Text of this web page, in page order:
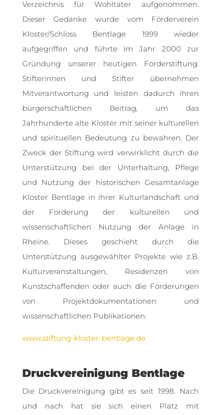
Verzeichnis für Wohltäter aufgenommen.
Dieser Gedanke wurde vom Förderverein
Kloster/Schloss Bentlage 1999 wieder
aufgegriffen und führte im Jahr 2000 zur
Gründung unserer heutigen Förderstiftung.
Stifterinnen und Stifter übernehmen
Mitverantwortung und leisten dadurch ihren
bürgerschaftlichen Beitrag, um das
Jahrhunderte alte Kloster mit seiner kulturellen
und spirituellen Bedeutung zu bewahren. Der
Zweck der Stiftung wird verwirklicht durch die
Unterstützung bei der Unterhaltung, Pflege
und Nutzung der historischen Gesamtanlage
Kloster Bentlage in ihrer Kulturlandschaft und
der Förderung der kulturellen und
wissenschaftlichen Nutzung der Anlage in
Rheine. Dieses geschieht durch die
Unterstützung ausgewählter Projekte wie z.B.
Kulturveranstaltungen, Residenzen von
Kunstschaffenden oder auch die Förderungen
von Projektdokumentationen und
wissenschaftlichen Publikationen.
www.stiftung-kloster-bentlage.de
Druckvereinigung Bentlage
Die Druckvereinigung gibt es seit 1998. Nach
und nach hat sie sich einen Platz mit